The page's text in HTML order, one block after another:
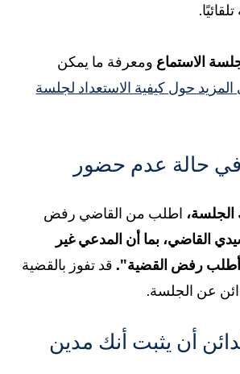
الاستماعومعرفة ما يمكن
حول كيفية الاستعداد لجلسة
حالة عدم حضور
اطلب من القاضي رفض
بما أن المدعي غير
رفض القضية".قد تفوز بالقضية
عن الجلسة.
أن يثبت أنك مدين